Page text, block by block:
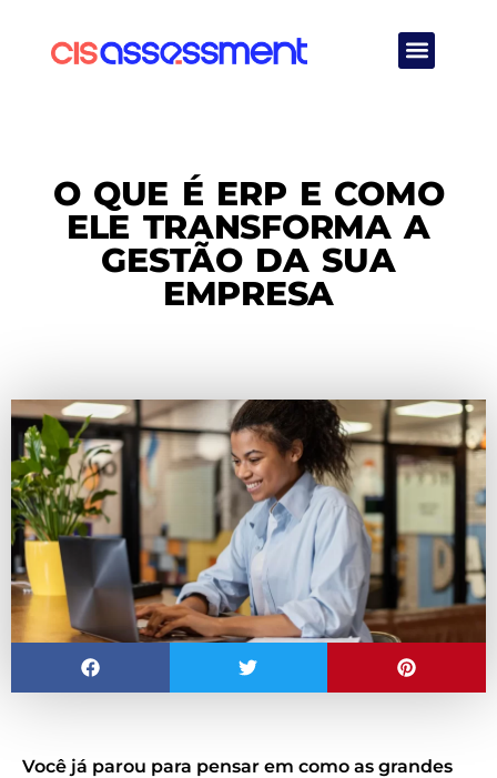
O QUE É ERP E COMO
ELE TRANSFORMA A
GESTÃO DA SUA
EMPRESA
Você já parou para pensar em como as grandes